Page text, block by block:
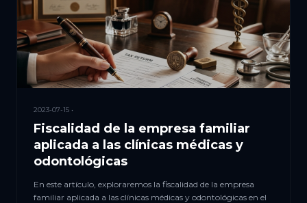
2023-07-15 •
Fiscalidad de la empresa familiar
aplicada a las clínicas médicas y
odontológicas
En este artículo, exploraremos la fiscalidad de la empresa
familiar aplicada a las clínicas médicas y odontológicas en el